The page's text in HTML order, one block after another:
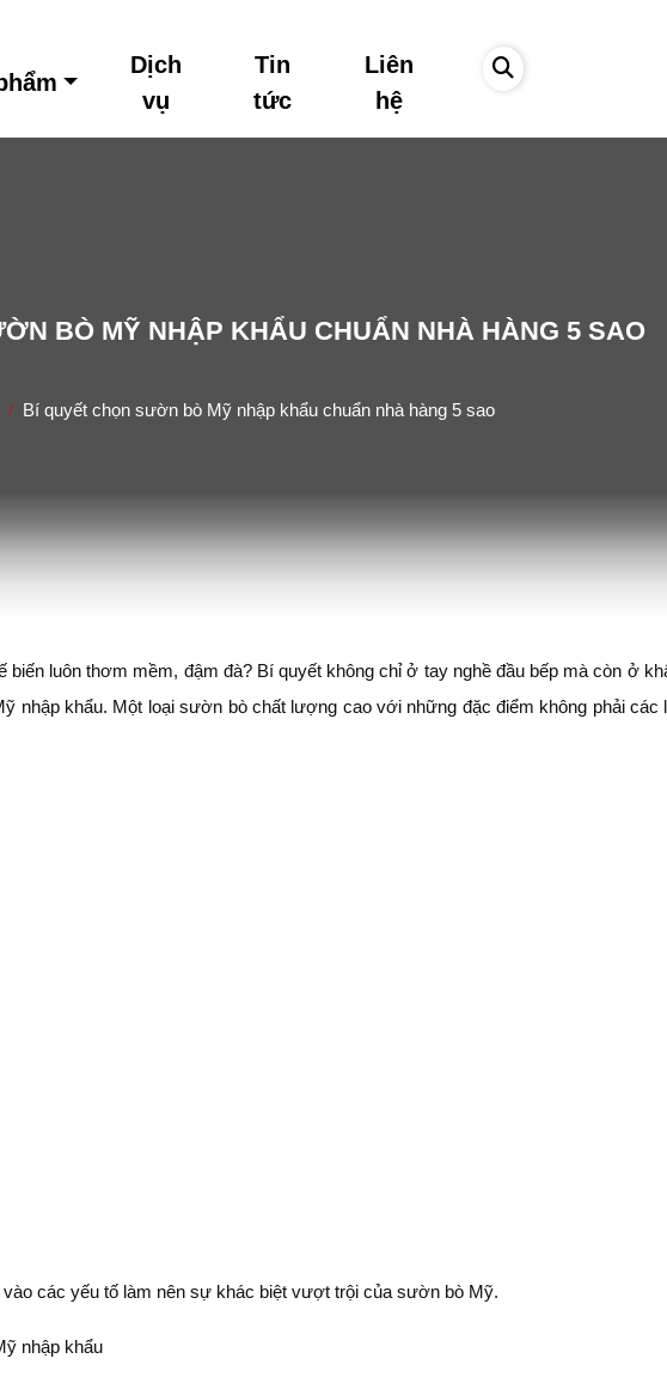
Dịch
vụ
Tin
tức
Liên
hệ
BÒ MỸ NHẬP KHẨU CHUẨN NHÀ HÀNG 5 SAO
Bí quyết chọn sườn bò Mỹ nhập khẩu chuẩn nhà hàng 5 sao
luôn thơm mềm, đậm đà? Bí quyết không chỉ ở tay nghề đầu bếp mà còn ở
nhập khẩu. Một loại sườn bò chất lượng cao với những đặc điểm không phải
các yếu tố làm nên sự khác biệt vượt trội của sườn bò Mỹ.